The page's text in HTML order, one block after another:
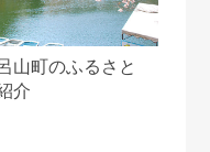
山町のふるさと
介